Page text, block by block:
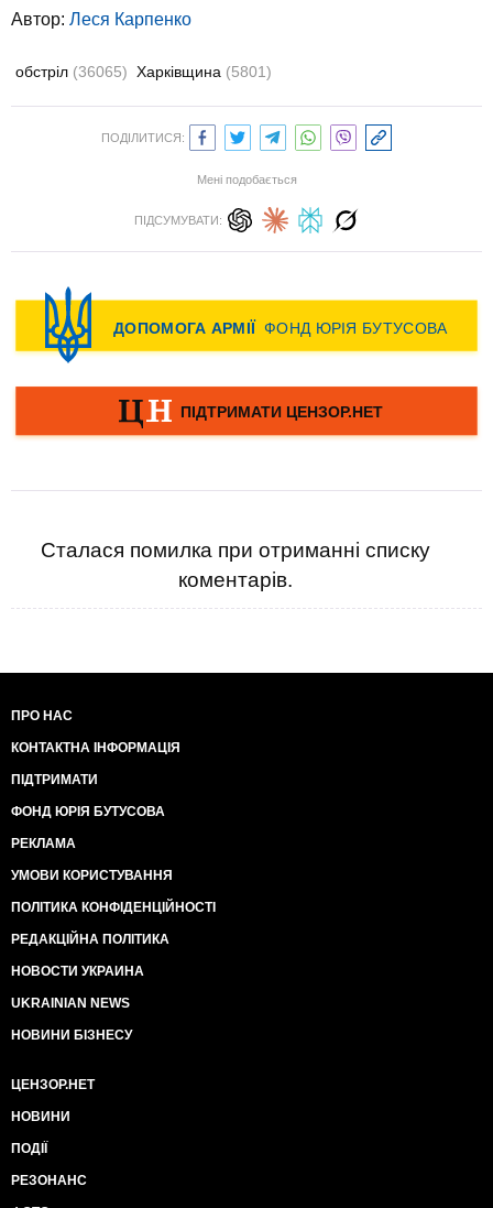
Автор: Леся Карпенко
обстріл (36065) Харківщина (5801)
ПОДІЛИТИСЯ:
Мені подобається
ПІДСУМУВАТИ:
Сталася помилка при отриманні списку
коментарів.
ПРО НАС
КОНТАКТНА ІНФОРМАЦІЯ
ПІДТРИМАТИ
ФОНД ЮРІЯ БУТУСОВА
РЕКЛАМА
УМОВИ КОРИСТУВАННЯ
ПОЛІТИКА КОНФІДЕНЦІЙНОСТІ
РЕДАКЦІЙНА ПОЛІТИКА
НОВОСТИ УКРАИНА
UKRAINIAN NEWS
НОВИНИ БІЗНЕСУ
ЦЕНЗОР.НЕТ
НОВИНИ
ПОДІЇ
РЕЗОНАНС